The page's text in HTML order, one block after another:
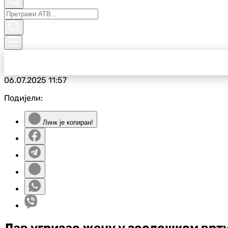
06.07.202511:57
Подијели:
Линк је копиран!